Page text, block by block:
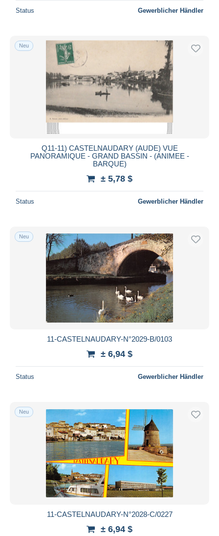
Status Gewerblicher Händler
Neu
Q11-11) CASTELNAUDARY (AUDE) VUE
PANORAMIQUE - GRAND BASSIN - (ANIMEE -
BARQUE)
± 5,78 $
Status Gewerblicher Händler
Neu
11-CASTELNAUDARY-N°2029-B/0103
± 6,94 $
Status Gewerblicher Händler
Neu
11-CASTELNAUDARY-N°2028-C/0227
± 6,94 $